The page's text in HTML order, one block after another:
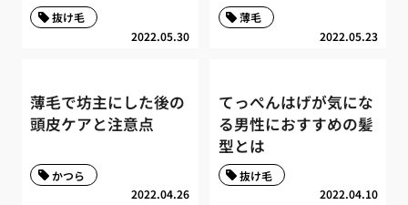
2022.05.30
抜け毛
2022.05.23
薄毛
薄毛で坊主にした後の
頭皮ケアと注意点
2022.04.26
かつら
てっぺんはげが気にな
る男性におすすめの髪
型とは
2022.04.10
抜け毛